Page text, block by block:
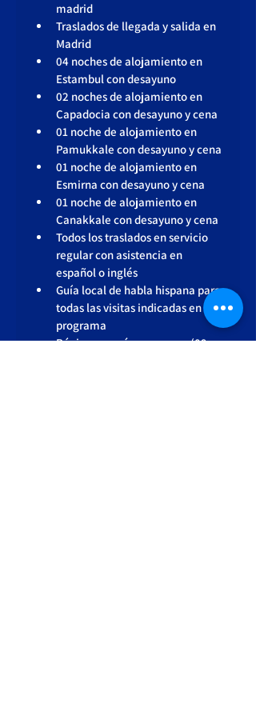
madrid
Traslados de llegada y salida en
Madrid
04 noches de alojamiento en
Estambul con desayuno
02 noches de alojamiento en
Capadocia con desayuno y cena
01 noche de alojamiento en
Pamukkale con desayuno y cena
01 noche de alojamiento en
Esmirna con desayuno y cena
01 noche de alojamiento en
Çanakkale con desayuno y cena
Todos los traslados en servicio
regular con asistencia en
español o inglés
Guía local de habla hispana para
todas las visitas indicadas en el
programa
Régimen según programa (09